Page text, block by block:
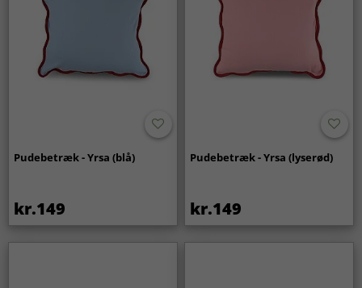
Pudebetræk - Yrsa (blå)
kr.149
Pudebetræk - Yrsa (lyserød)
kr.149